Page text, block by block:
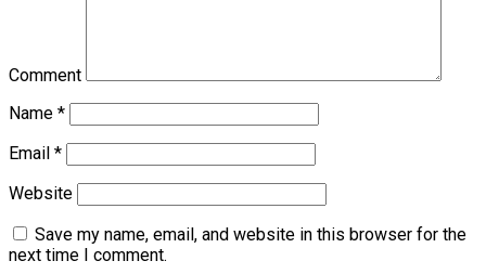
Comment
Name *
Email *
Website
Save my name, email, and website in this browser for the
next time I comment.